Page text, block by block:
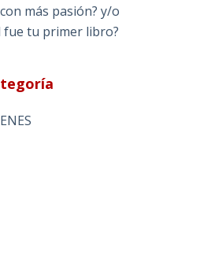
más pasión? y/o
fue tu primer libro?